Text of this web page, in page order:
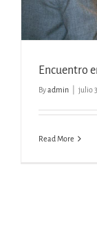
Encuentro
Byadmin julio
Read More